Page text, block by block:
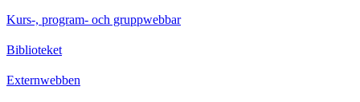
Kurs-, program- och gruppwebbar
Biblioteket
Externwebben